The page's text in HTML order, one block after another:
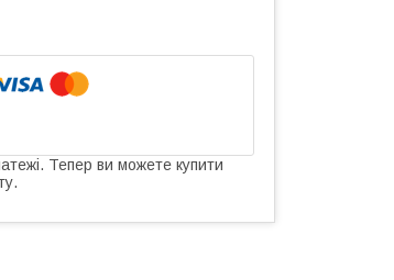
Тепер ви можете купити